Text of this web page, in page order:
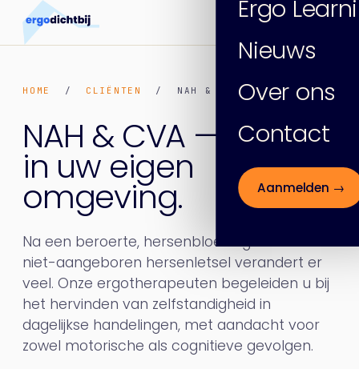
Ergo
Nieuws
Over ons
Contact
Aanmelden →
HOME / CLIËNTEN / NAH & CVA
NAH & CVA — herstel
in uw eigen
omgeving.
Na een beroerte, hersenbloeding of ander
niet-aangeboren hersenletsel verandert er
veel. Onze ergotherapeuten begeleiden u bij
het hervinden van zelfstandigheid in
dagelijkse handelingen, met aandacht voor
zowel motorische als cognitieve gevolgen.